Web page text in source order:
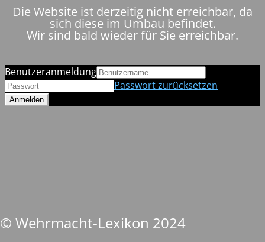
Die Website ist derzeitig nicht erreichbar, da
sich diese im Umbau befindet.
Wir sind bald wieder für Sie erreichbar.
© Wehrmacht-Lexikon 2024
Benutzeranmeldung
Passwort zurücksetzen